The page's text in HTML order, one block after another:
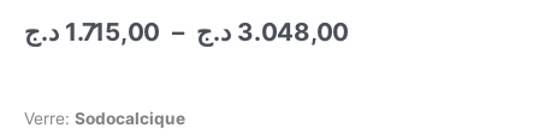
1.715,00 د.ج – 3.048,00 د.ج
Verre: Sodocalcique